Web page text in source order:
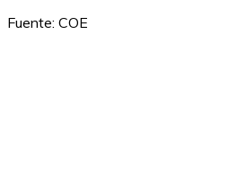
Fuente: COE